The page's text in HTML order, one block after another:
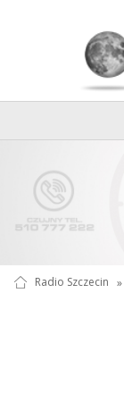
Radio Szczecin »